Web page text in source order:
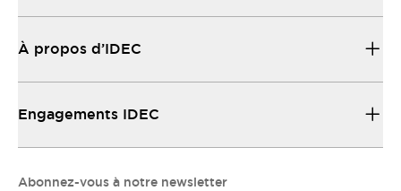
À propos d’IDEC
Engagements IDEC
Abonnez-vous à notre newsletter